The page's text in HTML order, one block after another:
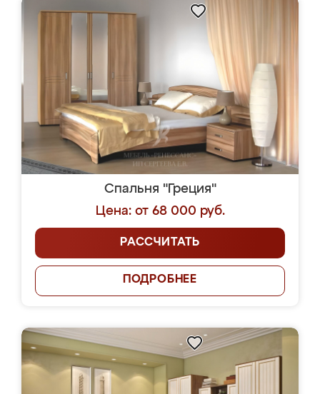
Спальня "Греция"
Цена: от 68 000 руб.
РАССЧИТАТЬ
ПОДРОБНЕЕ